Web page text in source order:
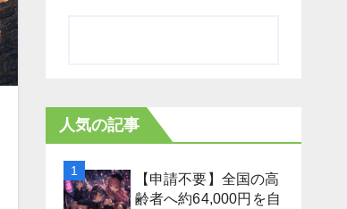
人気の記事
【申請不要】全国の高
齢者へ約64,000円を自